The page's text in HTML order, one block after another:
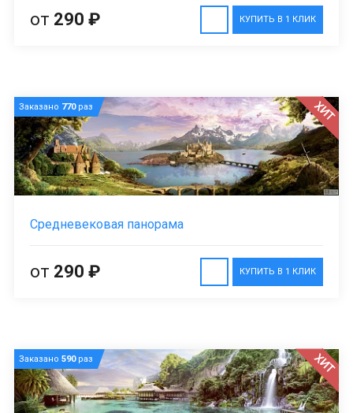
КУПИТЬ В 1 КЛИК
от 290 ₽
Заказано 770раз ХИТ
Средневековая панорама
КУПИТЬ В 1 КЛИК
от 290 ₽
Заказано 590раз ХИТ